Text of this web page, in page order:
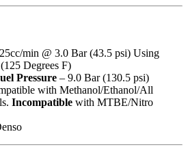
min @ 3.0 Bar (43.5 psi) Using
Degrees F)
Pressure – 9.0 Bar (130.5 psi)
with Methanol/Ethanol/All
Incompatible with MTBE/Nitro